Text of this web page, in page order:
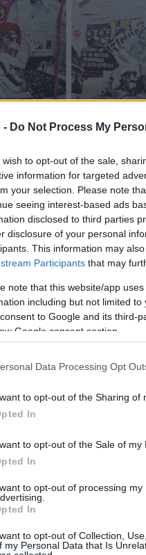
- Do Not Process My
wish to opt-out of the sale,
information for targeted
your selection. Please note
seeing interest-based ads
disclosed to third parties
disclosure of your personal
This information may
Participants that may
note that this website/app
including but not limited
to Google and its third-
Google consent section.
Data Processing Opt
to opt-out of the Sharing of
In
to opt-out of the Sale of my
In
to opt-out of processing
In
to opt-out of Collection,
my Personal Data that Is
került Leventéhez a
1972. március 17-i